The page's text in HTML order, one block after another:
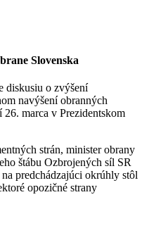
Slovenska
diskusiu o zvýšení
navýšení obranných
marca v Prezidentskom
strán, minister obrany
štábu Ozbrojených síl SR
predchádzajúci okrúhly stôl
opozičné strany